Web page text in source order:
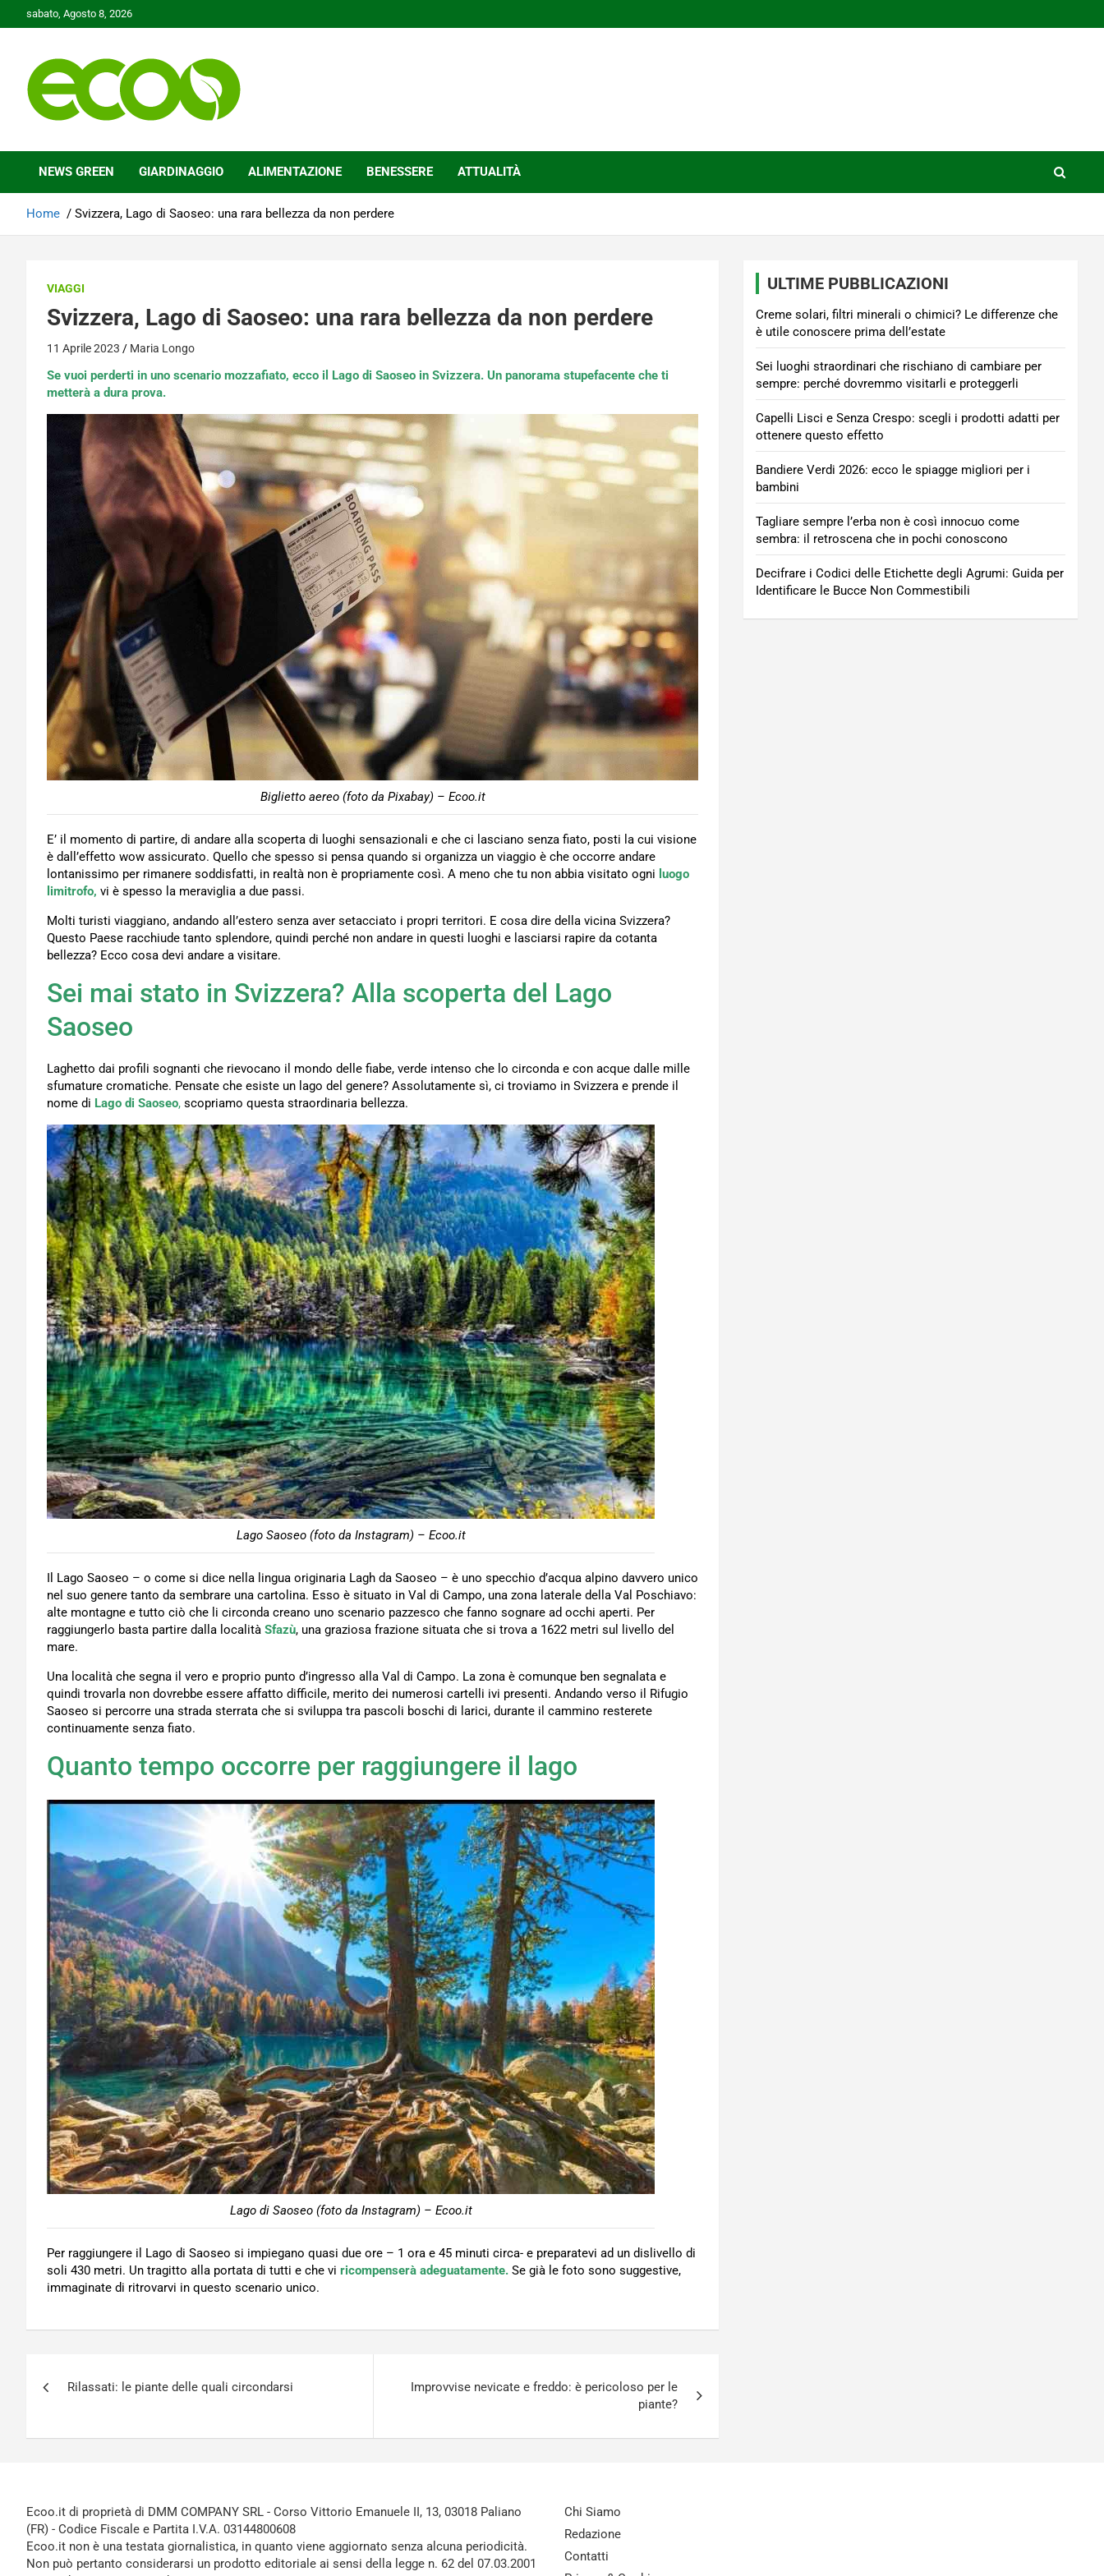
to
sabato, Agosto 8, 2026
Ecoo.it
NEWS GREEN GIARDINAGGIO ALIMENTAZIONE BENESSERE ATTUALITÀ
Home Svizzera, Lago di Saoseo: una rara bellezza da non perdere
VIAGGI
Svizzera, Lago di Saoseo: una rara bellezza da non perdere
11 Aprile 2023 Maria Longo
Se vuoi perderti in uno scenario mozzafiato, ecco il Lago di Saoseo in Svizzera. Un panorama stupefacente che ti
metterà a dura prova.
Biglietto aereo (foto da Pixabay) – Ecoo.it
E’ il momento di partire, di andare alla scoperta di luoghi sensazionali e che ci lasciano senza fiato, posti la cui visione
è dall’effetto wow assicurato. Quello che spesso si pensa quando si organizza un viaggio è che occorre andare
lontanissimo per rimanere soddisfatti, in realtà non è propriamente così. A meno che tu non abbia visitato ogni luogo
limitrofo, vi è spesso la meraviglia a due passi.
Molti turisti viaggiano, andando all’estero senza aver setacciato i propri territori. E cosa dire della vicina Svizzera?
Questo Paese racchiude tanto splendore, quindi perché non andare in questi luoghi e lasciarsi rapire da cotanta
bellezza? Ecco cosa devi andare a visitare.
Sei mai stato in Svizzera? Alla scoperta del Lago
Saoseo
Laghetto dai profili sognanti che rievocano il mondo delle fiabe, verde intenso che lo circonda e con acque dalle mille
sfumature cromatiche. Pensate che esiste un lago del genere? Assolutamente sì, ci troviamo in Svizzera e prende il
nome di Lago di Saoseo, scopriamo questa straordinaria bellezza.
Lago Saoseo (foto da Instagram) – Ecoo.it
Il Lago Saoseo – o come si dice nella lingua originaria Lagh da Saoseo – è uno specchio d’acqua alpino davvero unico
nel suo genere tanto da sembrare una cartolina. Esso è situato in Val di Campo, una zona laterale della Val Poschiavo:
alte montagne e tutto ciò che li circonda creano uno scenario pazzesco che fanno sognare ad occhi aperti. Per
raggiungerlo basta partire dalla località Sfazù, una graziosa frazione situata che si trova a 1622 metri sul livello del
mare.
Una località che segna il vero e proprio punto d’ingresso alla Val di Campo. La zona è comunque ben segnalata e
quindi trovarla non dovrebbe essere affatto difficile, merito dei numerosi cartelli ivi presenti. Andando verso il Rifugio
Saoseo si percorre una strada sterrata che si sviluppa tra pascoli boschi di larici, durante il cammino resterete
continuamente senza fiato.
Quanto tempo occorre per raggiungere il lago
Lago di Saoseo (foto da Instagram) – Ecoo.it
Per raggiungere il Lago di Saoseo si impiegano quasi due ore – 1 ora e 45 minuti circa- e preparatevi ad un dislivello di
soli 430 metri. Un tragitto alla portata di tutti e che vi ricompenserà adeguatamente. Se già le foto sono suggestive,
immaginate di ritrovarvi in questo scenario unico.
Rilassati: le piante delle quali circondarsi
Improvvise nevicate e freddo: è pericoloso per le
piante?
ULTIME PUBBLICAZIONI
Creme solari, filtri minerali o chimici? Le differenze che
è utile conoscere prima dell’estate
Sei luoghi straordinari che rischiano di cambiare per
sempre: perché dovremmo visitarli e proteggerli
Capelli Lisci e Senza Crespo: scegli i prodotti adatti per
ottenere questo effetto
Bandiere Verdi 2026: ecco le spiagge migliori per i
bambini
Tagliare sempre l’erba non è così innocuo come
sembra: il retroscena che in pochi conoscono
Decifrare i Codici delle Etichette degli Agrumi: Guida per
Identificare le Bucce Non Commestibili
Ecoo.it di proprietà di DMM COMPANY SRL - Corso Vittorio Emanuele II, 13, 03018 Paliano
(FR) - Codice Fiscale e Partita I.V.A. 03144800608
Ecoo.it non è una testata giornalistica, in quanto viene aggiornato senza alcuna periodicità.
Non può pertanto considerarsi un prodotto editoriale ai sensi della legge n. 62 del 07.03.2001
Chi Siamo
Redazione
Contatti